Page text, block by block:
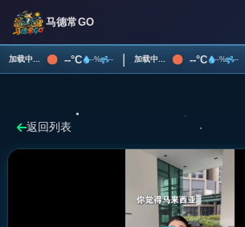
马德常GO
加载中... --°C --% -- | 加载中... --°C --% --
返回列表